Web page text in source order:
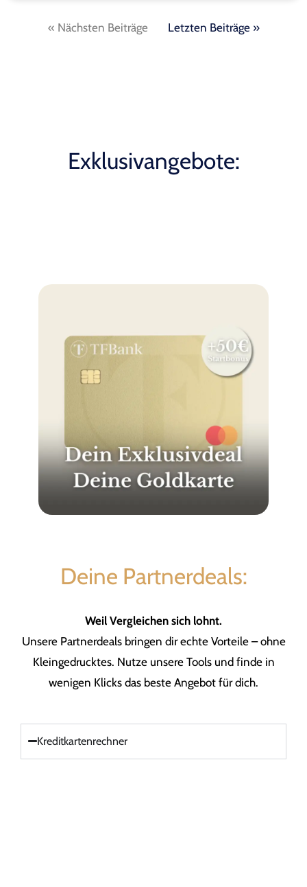
« Nächsten Beiträge Letzten Beiträge »
Exklusivangebote:
Deine Partnerdeals:
Weil Vergleichen sich lohnt.
Unsere Partnerdeals bringen dir echte Vorteile – ohne
Kleingedrucktes. Nutze unsere Tools und finde in
wenigen Klicks das beste Angebot für dich.
Kreditkartenrechner